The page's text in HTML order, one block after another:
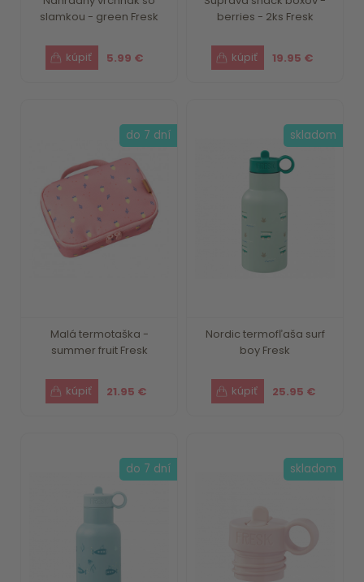
slamkou - green Fresk
5.99 €
berries - 2ks Fresk
19.95 €
Malá termotaška -
summer fruit Fresk
21.95 €
do 7 dní
Nordic termofľaša surf
boy Fresk
25.95 €
skladom
do 7 dní skladom